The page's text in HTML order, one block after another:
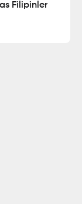
Filipinler